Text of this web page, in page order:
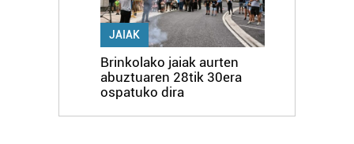
JAIAK
Brinkolako jaiak aurten
abuztuaren 28tik 30era
ospatuko dira